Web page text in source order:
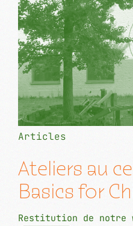
Articles
Ateliers au
Basics for
Restitution de notre